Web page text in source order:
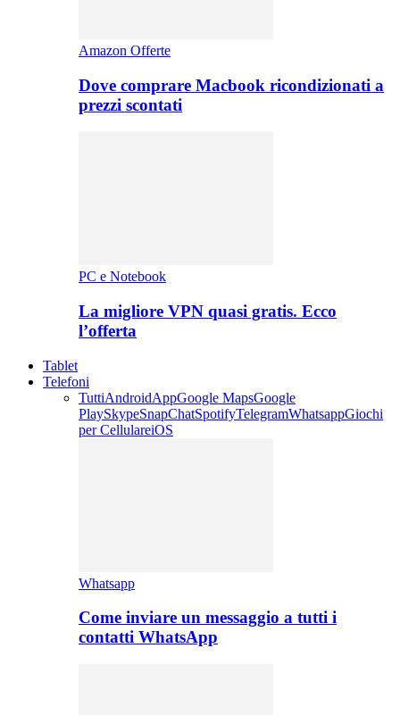
Amazon Offerte
Dove comprare Macbook ricondizionati a
prezzi scontati
PC e Notebook
La migliore VPN quasi gratis. Ecco
l’offerta
Tablet
Telefoni
TuttiAndroidAppGoogle MapsGoogle
PlaySkypeSnapChatSpotifyTelegramWhatsappGiochi
per CellulareiOS
Whatsapp
Come inviare un messaggio a tutti i
contatti WhatsApp